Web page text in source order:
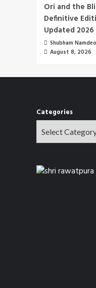
Ori and the
Definitive
Updated 2026
Shubham Namdeo
August 8, 2026
Categories